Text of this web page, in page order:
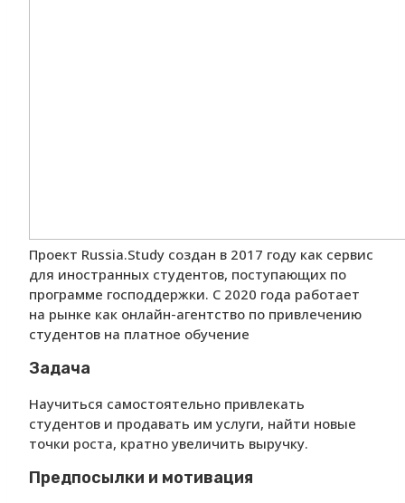
Проект Russia.Study создан в 2017 году как сервис
для иностранных студентов, поступающих по
программе господдержки. С 2020 года работает
на рынке как онлайн-агентство по привлечению
студентов на платное обучение
Задача
Научиться самостоятельно привлекать
студентов и продавать им услуги, найти новые
точки роста, кратно увеличить выручку.
Предпосылки и мотивация